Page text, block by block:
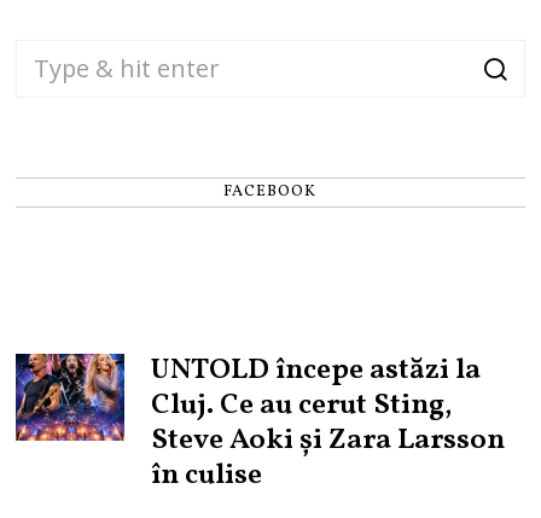
FACEBOOK
UNTOLD începe astăzi la
Cluj. Ce au cerut Sting,
Steve Aoki și Zara Larsson
în culise